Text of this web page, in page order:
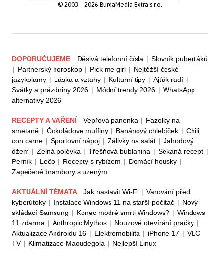
© 2003—2026 BurdaMedia Extra s.r.o.
DOPORUČUJEME Děsivá telefonní čísla | Slovník puberťáků
| Partnerský horoskop | Pick me girl | Nejtěžší české
jazykolamy | Láska a vztahy | Kulturní tipy | Ajťák radí |
Svátky a prázdniny 2026 | Módní trendy 2026 | WhatsApp
alternativy 2026
RECEPTY A VAŘENÍ Vepřová panenka | Fazolky na
smetaně | Čokoládové muffiny | Banánový chlebíček | Chili
con carne | Sportovní nápoj | Zálivky na salát | Jahodový
džem | Zelná polévka | Třešňová bublanina | Sekaná recept |
Perník | Lečo | Recepty s rybízem | Domácí housky |
Zapečené brambory s uzeným
AKTUÁLNÍ TÉMATA Jak nastavit Wi-Fi | Varování před
kyberútoky | Instalace Windows 11 na starší počítač | Nový
skládací Samsung | Konec modré smrti Windows? | Windows
11 zdarma | Anthropic Mythos | Nouzové otevírání pračky |
Aktualizace Androidu 16 | Elektromobilita | iPhone 17 | VLC
TV | Klimatizace Maoudegola | Nejlepší Linux